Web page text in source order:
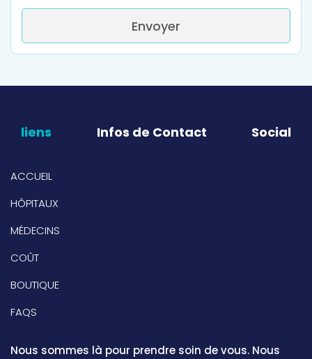
Envoyer
liens Infos de Contact Social
ACCUEIL
HÔPITAUX
MÉDECINS
COÛT
BOUTIQUE
FAQS
Nous sommes là pour prendre soin de vous. Nous